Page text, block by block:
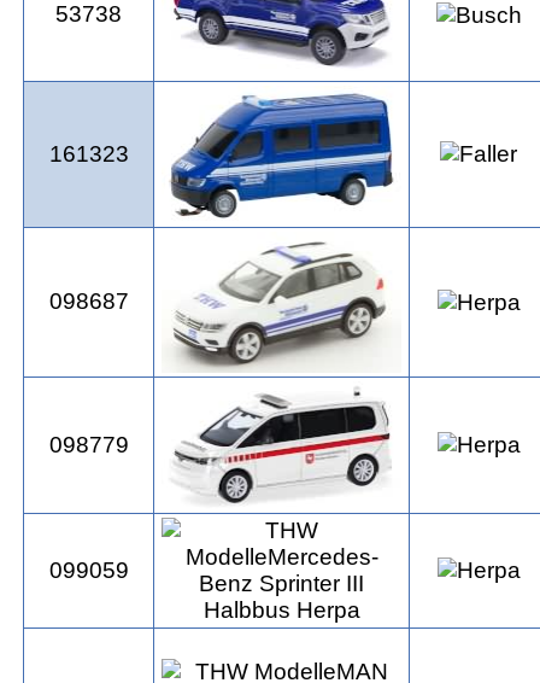
53738
161323
098687
098779
099059